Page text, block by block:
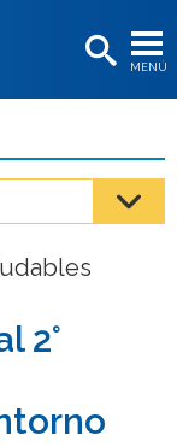
MENÚ
2°